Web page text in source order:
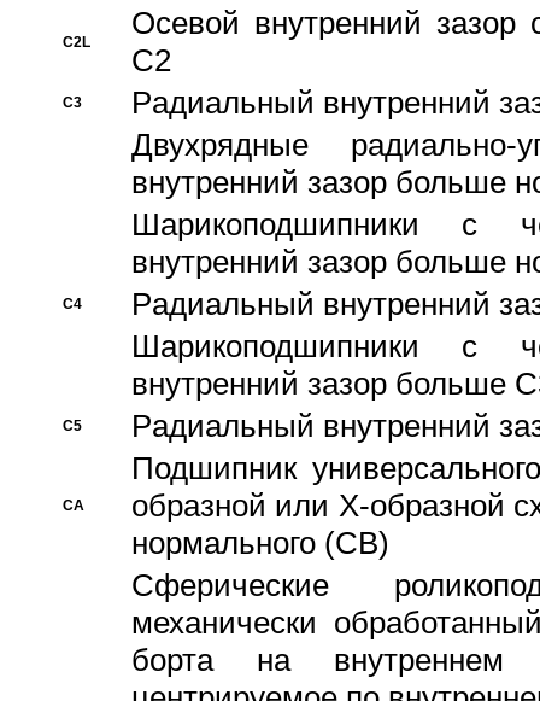
C2L
Осевой внутренний зазор
C2
C3
Pадиальный внутренний
Двухрядные радиально-
внутренний зазор больше
Шарикоподшипники с
внутренний зазор больше
C4
Pадиальный внутренний
Шарикоподшипники с
внутренний зазор больше
C5 Pадиальный внутренний
CA
Подшипник
образной или Х-образной
нормального (CB)
Сферические
механически
борта на внутреннем